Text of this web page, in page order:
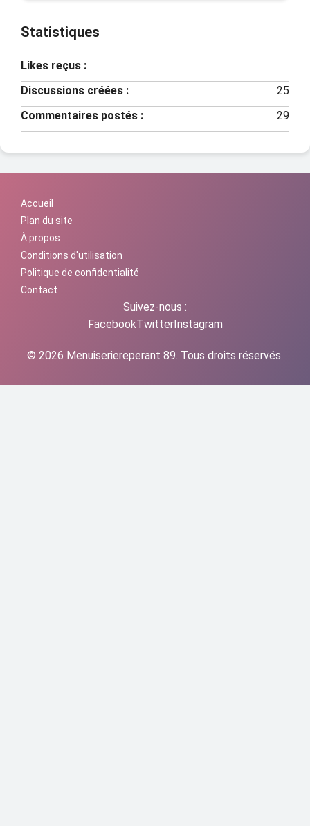
Statistiques
Likes reçus :
Discussions créées :
25
Commentaires postés :
29
Accueil
Plan du site
À propos
Conditions d'utilisation
Politique de confidentialité
Contact
Suivez-nous :
FacebookTwitterInstagram
© 2026 Menuiseriereperant 89. Tous droits réservés.